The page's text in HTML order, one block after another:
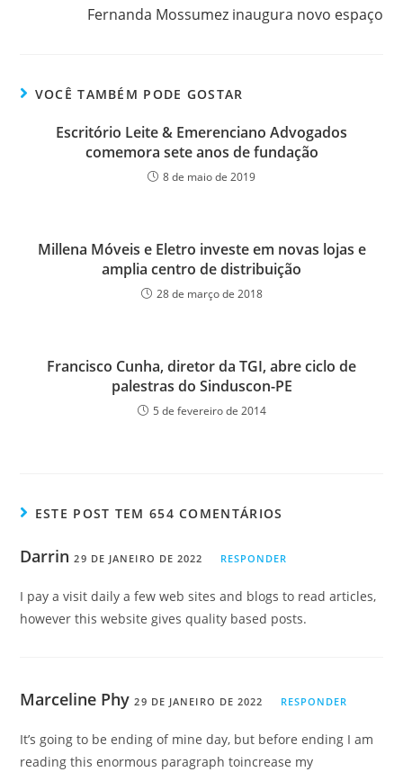
Fernanda Mossumez inaugura novo espaço
VOCÊ TAMBÉM PODE GOSTAR
Escritório Leite & Emerenciano Advogados
comemora sete anos de fundação
8 de maio de 2019
Millena Móveis e Eletro investe em novas lojas e
amplia centro de distribuição
28 de março de 2018
Francisco Cunha, diretor da TGI, abre ciclo de
palestras do Sinduscon-PE
5 de fevereiro de 2014
ESTE POST TEM 654 COMENTÁRIOS
Darrin 29 DE JANEIRO DE 2022 RESPONDER
I pay a visit daily a few web sites and blogs to read articles,
however this website gives quality based posts.
Marceline Phy 29 DE JANEIRO DE 2022 RESPONDER
It’s going to be ending of mine day, but before ending I am
reading this enormous paragraph toincrease my